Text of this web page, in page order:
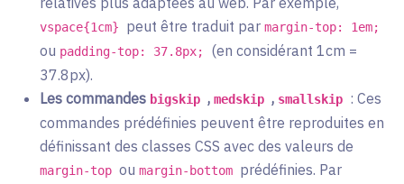
vspace{1cm} peut être traduit par margin-top: 1em;
ou padding-top: 37.8px; (en considérant 1cm =
37.8px).
Les commandes bigskip , medskip , smallskip : Ces
commandes prédéfinies peuvent être reproduites en
définissant des classes CSS avec des valeurs de
margin-top ou margin-bottom prédéfinies. Par